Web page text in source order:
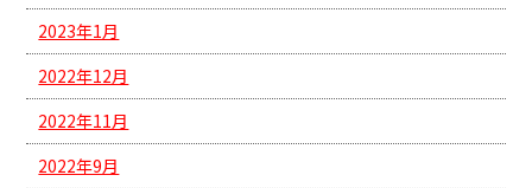
2023年1月
2022年12月
2022年11月
2022年9月